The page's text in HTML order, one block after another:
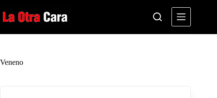
al
contenido
Veneno